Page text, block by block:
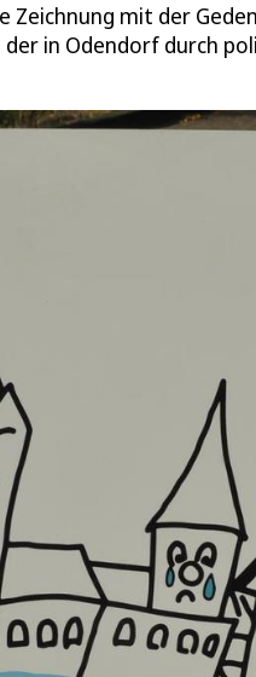
Zeichnung mit der
in Odendorf durch